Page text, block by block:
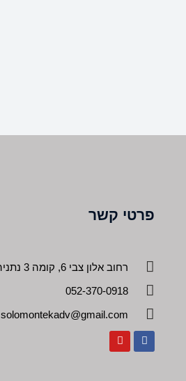
פרטי קשר
רחוב אלון צבי 6, קומה 3 נתניה
052-370-0918
solomontekadv@gmail.com